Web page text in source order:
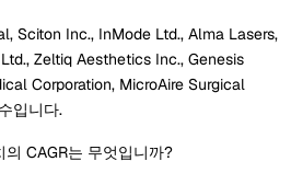
Sciton Inc., InMode Ltd., Alma Lasers,
Zeltiq Aesthetics Inc., Genesis
Corporation, MicroAire Surgical
입니다.
CAGR는 무엇입니까?